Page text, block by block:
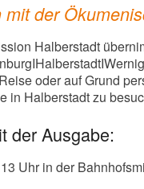
mit der
Halberstadt
oder auf Grund
in Halberstadt zu
der Ausgabe:
Uhr in der